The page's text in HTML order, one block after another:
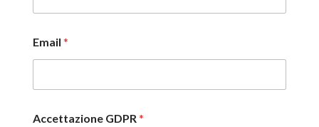
Email *
Accettazione GDPR *